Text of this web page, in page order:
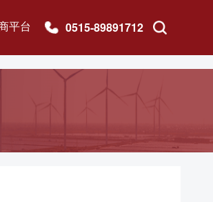
平台
0515-89891712